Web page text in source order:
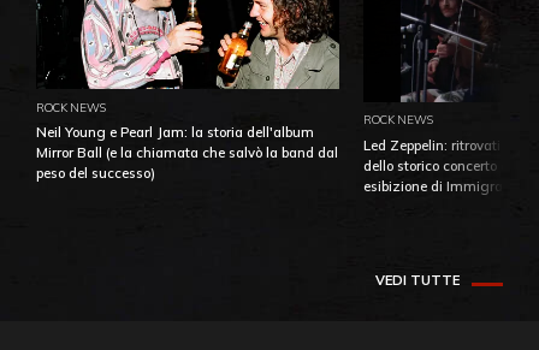
ROCK NEWS
Neil Young e Pearl Jam: la storia dell'album
Mirror Ball (e la chiamata che salvò la band dal
peso del successo)
ROCK NEWS
Led Zeppelin: ritrovati e
dello storico concerto di
esibizione di Immigrant
VEDI TUTTE